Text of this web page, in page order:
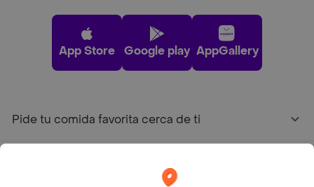
App Store Google play AppGallery
Pide tu comida favorita cerca de ti